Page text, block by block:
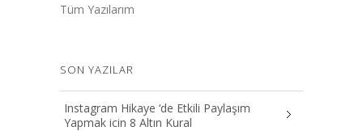
Tüm Yazılarım
SON YAZILAR
Instagram Hikaye ‘de Etkili Paylaşım
Yapmak icin 8 Altın Kural